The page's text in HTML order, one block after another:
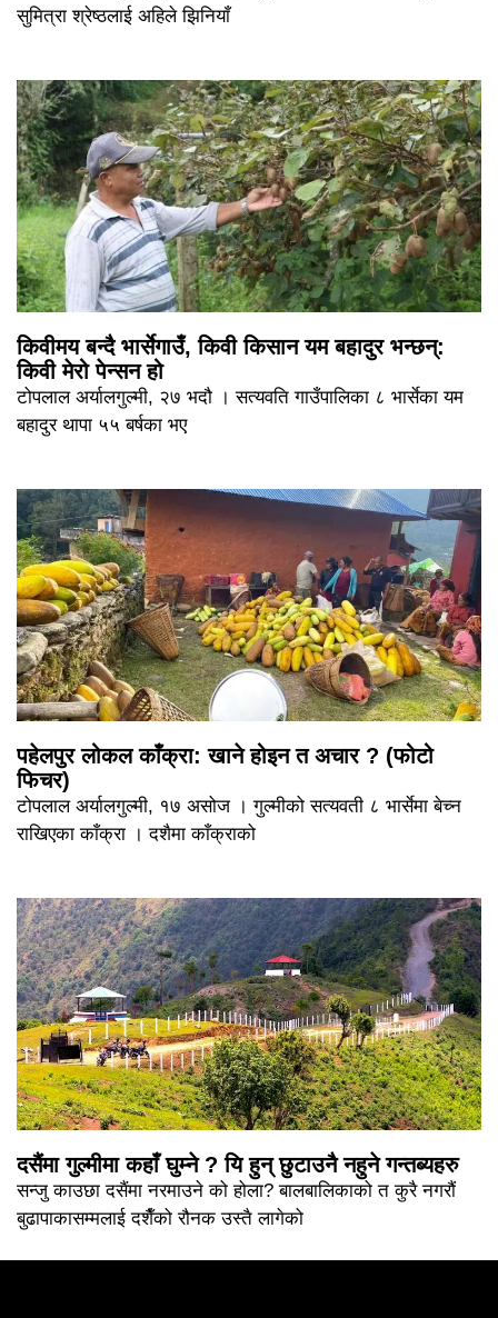
सुमित्रा श्रेष्ठलाई अहिले झिनियाँ
किवीमय बन्दै भार्सेगाउँ, किवी किसान यम बहादुर भन्छन्:
किवी मेरो पेन्सन हो
टोपलाल अर्यालगुल्मी, २७ भदौ । सत्यवति गाउँपालिका ८ भार्सेका यम
बहादुर थापा ५५ बर्षका भए
पहेलपुर लोकल काँक्रा: खाने होइन त अचार ? (फोटो
फिचर)
टोपलाल अर्यालगुल्मी, १७ असोज । गुल्मीको सत्यवती ८ भार्सेमा बेच्न
राखिएका काँक्रा । दशैमा काँक्राको
दसैंमा गुल्मीमा कहाँ घुम्ने ? यि हुन् छुटाउनै नहुने गन्तब्यहरु
सन्जु काउछा दसैंमा नरमाउने को होला? बालबालिकाको त कुरै नगरौं
बुढापाकासम्मलाई दशैँको रौनक उस्तै लागेको